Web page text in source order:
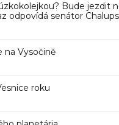
Bude jezdit
odpovídá senátor
na Vysočině
roku